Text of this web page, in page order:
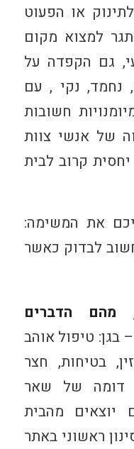
או הפעוט
למצוא מקום
גם הקפדה על
נחמד, נקי , עם
חשובות
של אנשי צוות
קרוב לבית
את המשימה:
לבדוק כאשר
מהם הדברים
– בגן: טיפול אוהב
בטיחות, חצר
דומה של שאר
יוצאים מהבית
ראשוני באתר